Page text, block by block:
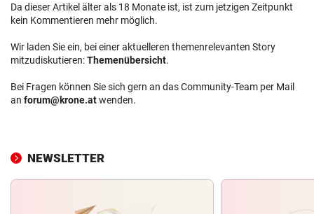
Da dieser Artikel älter als 18 Monate ist, ist zum jetzigen Zeitpunkt
kein Kommentieren mehr möglich.
Wir laden Sie ein, bei einer aktuelleren themenrelevanten Story
mitzudiskutieren:Themenübersicht.
Bei Fragen können Sie sich gern an das Community-Team per Mail
an forum@krone.atwenden.
NEWSLETTER